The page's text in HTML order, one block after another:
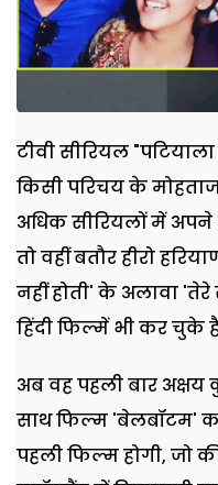
टीवी सीरियल
किसी परिचय के
अधिक सीरियलों में
तो वहीं बतौर हीरो
नहीं होती' के अलावा
हिंदी फिल्में भी कर चुके
अब वह पहली बार अक्षय
साथ फिल्म 'बेलबॉटम'
पहली फिल्म होगी, जो